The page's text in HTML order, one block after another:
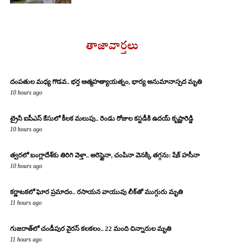
తాజావార్తలు
దంపతుల మధ్య గొడవ.. భర్త ఆత్మహత్యాయత్నం, భార్య అనుమానాస్పద మృతి
10 hours ago
ట్రైనీ ఐపీఎస్ కేసులో కీలక మలుపు.. రెండు రోజుల కస్టడీకి ఉదయ్ కృష్ణారెడ్డి
10 hours ago
త్వరలో బంగ్లాదేశ్‌కు తిరిగి వెళ్తా.. అరెస్టైనా, చంపినా వెనక్కి తగ్గను: షేక్ హసీనా
10 hours ago
కర్ణాటకలో ఘోర ప్రమాదం.. రసాయన వాయువు లీక్‌తో ముగ్గురు మృతి
11 hours ago
గుజరాత్‌లో చండీపుర వైరస్ కలకలం.. 22 మంది చిన్నారుల మృతి
11 hours ago